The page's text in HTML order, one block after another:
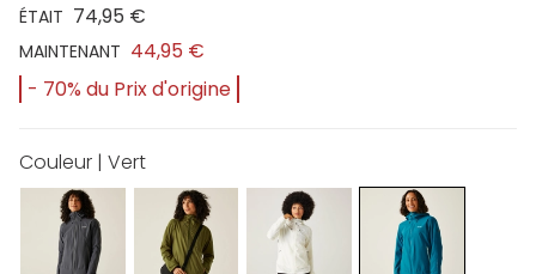
ÉTAIT 74,95 €
MAINTENANT 44,95 €
- 70% du Prix d'origine
Couleur | Vert